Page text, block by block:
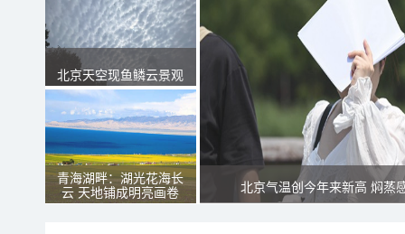
北京天空现鱼鳞云景观
青海湖畔：湖光花海长
云 天地铺成明亮画卷
北京气温创今年来新高 焖蒸